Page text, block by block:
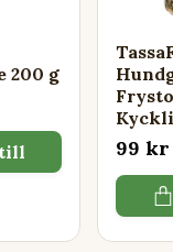
200 g
till 99 kr